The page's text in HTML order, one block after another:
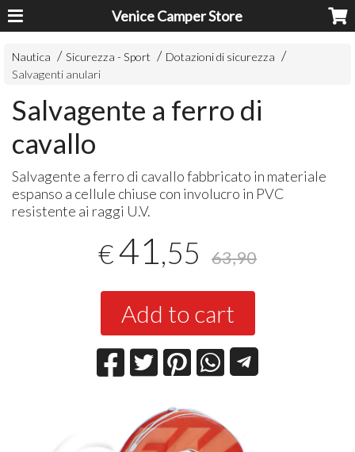
Venice Camper Store
Nautica Sicurezza - Sport
Dotazioni di sicurezza
Salvagenti anulari
Salvagente a ferro di
cavallo
Salvagente a ferro di cavallo fabbricato in materiale
espanso a cellule chiuse con involucro in PVC
resistente ai raggi U.V.
€41 ,55 63,90
Add to cart